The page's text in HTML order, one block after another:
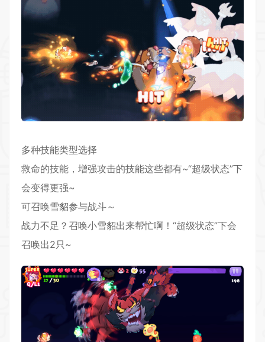
多种技能类型选择
救命的技能，增强攻击的技能这些都有~“超级状态”下
会变得更强~
可召唤雪貂参与战斗～
战力不足？召唤小雪貂出来帮忙啊！“超级状态”下会
召唤出2只~